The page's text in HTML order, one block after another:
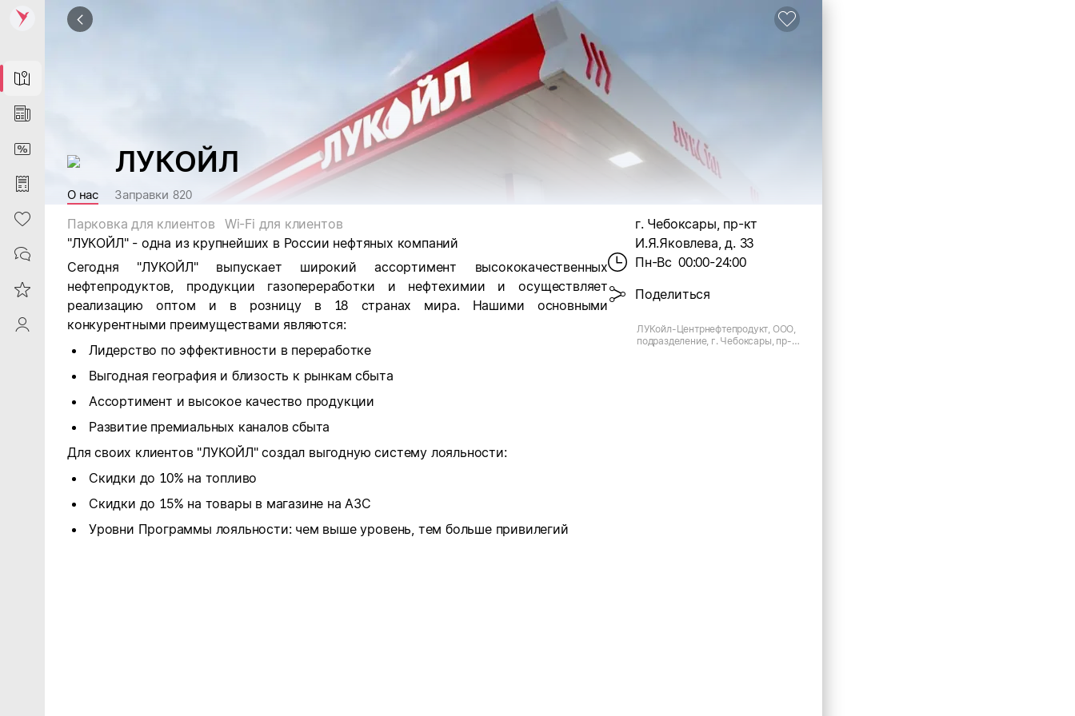
Map
News
DiscountCard
Purchases
Heart
Contacts
Reviews
ProfileSaby
ЛУКОЙЛ
О нас Заправки 820
Парковка для клиентов
Wi-Fi для клиентов
"ЛУКОЙЛ" - одна из крупнейших в России нефтяных компаний
Сегодня "ЛУКОЙЛ" выпускает широкий ассортимент высококачественных
нефтепродуктов, продукции газопереработки и нефтехимии и осуществляет
реализацию оптом и в розницу в 18 странах мира. Нашими основными
конкурентными преимуществами являются:
Лидерство по эффективности в переработке
Выгодная география и близость к рынкам сбыта
Ассортимент и высокое качество продукции
Развитие премиальных каналов сбыта
Для своих клиентов "ЛУКОЙЛ" создал выгодную систему лояльности:
Скидки до 10% на топливо
Скидки до 15% на товары в магазине на АЗС
Уровни Программы лояльности: чем выше уровень, тем больше привилегий
г. Чебоксары, пр-кт
И.Я.Яковлева, д. 33
Пн-Вс 00:00-24:00
Поделиться
ЛУКойл-Центрнефтепродукт, ООО,
подразделение, г. Чебоксары, пр-